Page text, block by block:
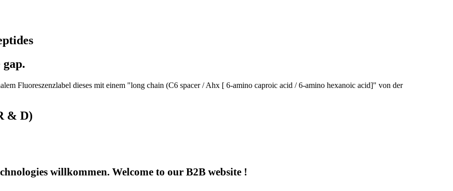
Fluoreszenzlabel dieses mit einem "long chain (C6 spacer / Ahx [ 6-amino caproic acid / 6-amino hexanoic acid]" von der
& D)
willkommen. Welcome to our B2B website !